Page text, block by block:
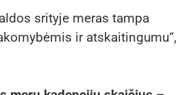
srityje meras tampa
ir atskaitingumu“,